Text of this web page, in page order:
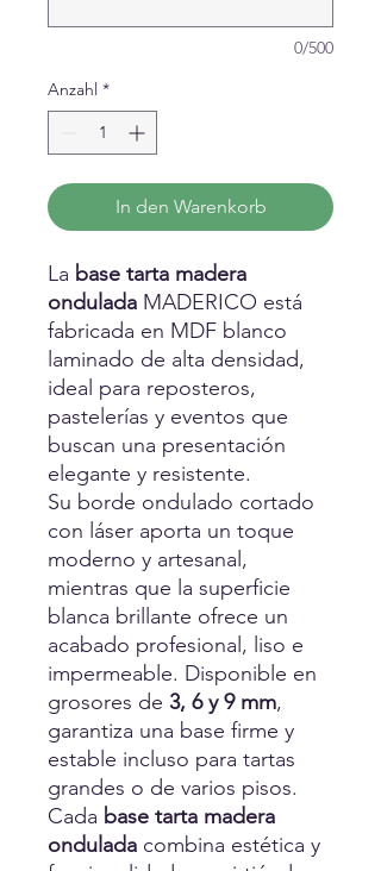
0/500
Anzahl *
In den Warenkorb
La base tarta madera
ondulada MADERICO está
fabricada en MDF blanco
laminado de alta densidad,
ideal para reposteros,
pastelerías y eventos que
buscan una presentación
elegante y resistente.
Su borde ondulado cortado
con láser aporta un toque
moderno y artesanal,
mientras que la superficie
blanca brillante ofrece un
acabado profesional, liso e
impermeable. Disponible en
grosores de 3, 6 y 9 mm,
garantiza una base firme y
estable incluso para tartas
grandes o de varios pisos.
Cada base tarta madera
ondulada combina estética y